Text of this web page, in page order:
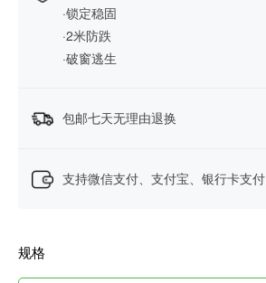
·锁定稳固
·2米防跌
·破窗逃生
包邮七天无理由退换
支持微信支付、支付宝、银行卡支付
规格